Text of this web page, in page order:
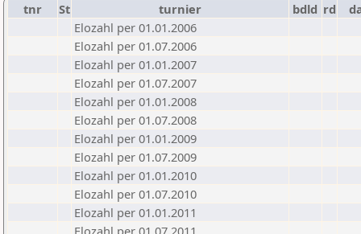
tnr St turnier bdld rd
Elozahl per 01.01.2006
Elozahl per 01.07.2006
Elozahl per 01.01.2007
Elozahl per 01.07.2007
Elozahl per 01.01.2008
Elozahl per 01.07.2008
Elozahl per 01.01.2009
Elozahl per 01.07.2009
Elozahl per 01.01.2010
Elozahl per 01.07.2010
Elozahl per 01.01.2011
Elozahl per 01.07.2011